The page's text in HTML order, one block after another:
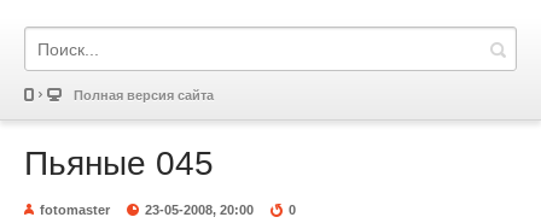
Полная версия сайта
Пьяные 045
fotomaster 23-05-2008, 20:00 0